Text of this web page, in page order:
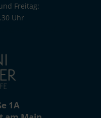
Freitag:
Uhr
1A